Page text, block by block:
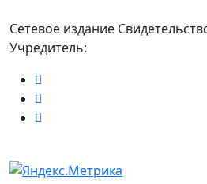
Сетевое издание
Учредитель: